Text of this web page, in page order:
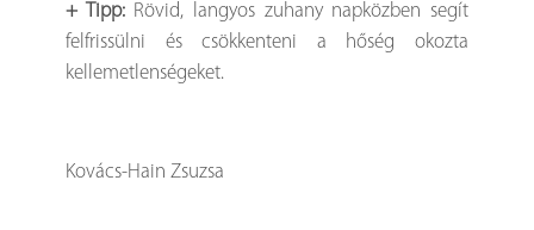
+ Tipp:Rövid, langyos zuhany napközben segít
felfrissülni és csökkenteni a hőség okozta
kellemetlenségeket.
Kovács-Hain Zsuzsa